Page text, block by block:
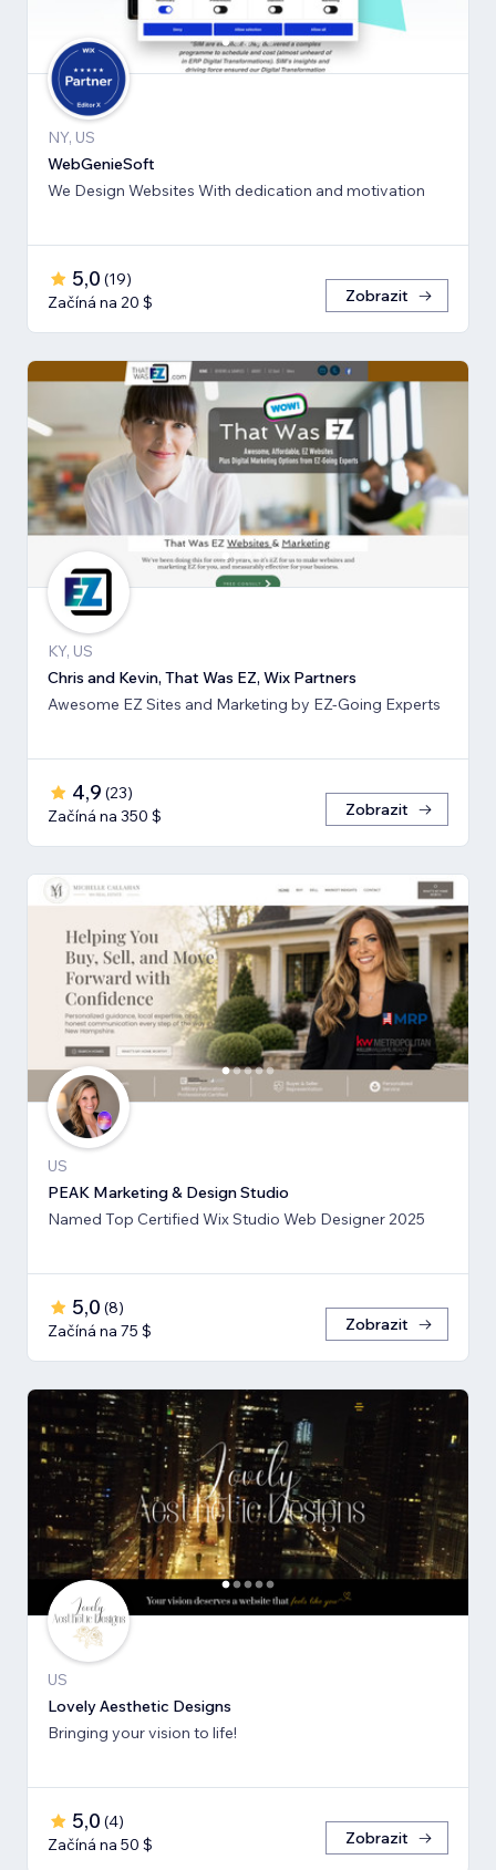
NY, US
WebGenieSoft
We Design Websites With dedication and motivation
5,0 (19)
Začíná na 20 $
Zobrazit
KY, US
Chris and Kevin, That Was EZ, Wix Partners
Awesome EZ Sites and Marketing by EZ-Going Experts
4,9 (23)
Začíná na 350 $
Zobrazit
US
PEAK Marketing & Design Studio
Named Top Certified Wix Studio Web Designer 2025
5,0 (8)
Začíná na 75 $
Zobrazit
US
Lovely Aesthetic Designs
Bringing your vision to life!
5,0 (4)
Začíná na 50 $
Zobrazit